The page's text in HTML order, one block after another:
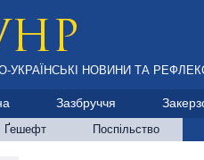
УКРАЇНСЬКІ НОВИНИ ТА
Зазбруччя
Ґешефт Поспільство